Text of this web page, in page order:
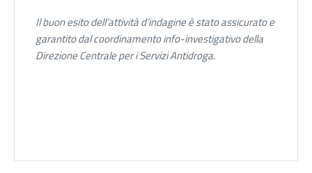
Il buon esito dell’attività d’indagine è stato assicurato e
garantito dal coordinamento info-investigativo della
Direzione Centrale per i Servizi Antidroga.